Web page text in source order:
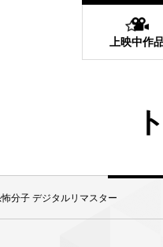
上映中作
分子 デジタルリマスター